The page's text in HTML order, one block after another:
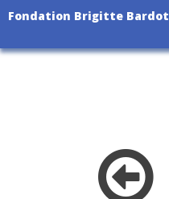
Fondation Brigitte Bardot